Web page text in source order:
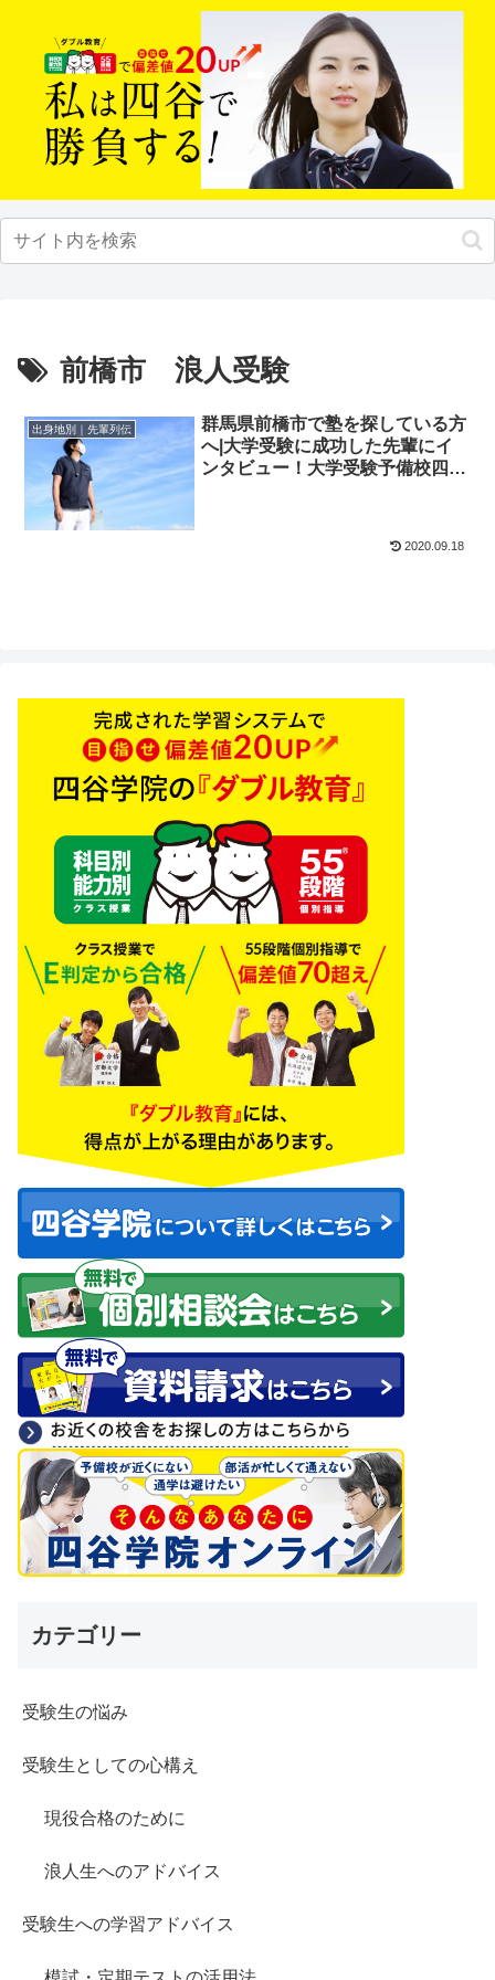
前橋市 浪人受験
出身地別｜先輩列伝
群馬県前橋市で塾を探している方
へ|大学受験に成功した先輩にイ
ンタビュー！大学受験予備校四谷
2020.09.18
カテゴリー
受験生の悩み
受験生としての心構え
現役合格のために
浪人生へのアドバイス
受験生への学習アドバイス